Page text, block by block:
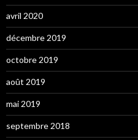
avril 2020
décembre 2019
octobre 2019
août 2019
mai 2019
septembre 2018